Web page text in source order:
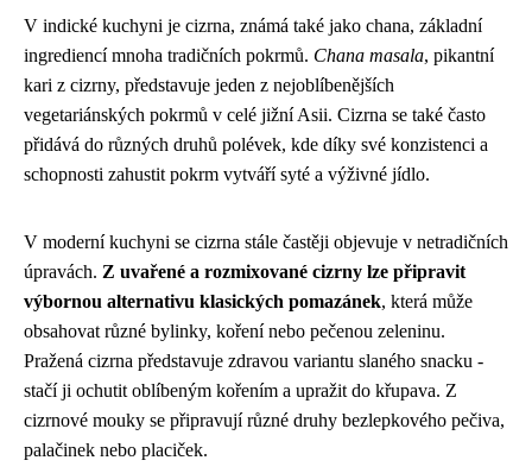
V indické kuchyni je cizrna, známá také jako chana, základní
ingrediencí mnoha tradičních pokrmů. Chana masala, pikantní
kari z cizrny, představuje jeden z nejoblíbenějších
vegetariánských pokrmů v celé jižní Asii. Cizrna se také často
přidává do různých druhů polévek, kde díky své konzistenci a
schopnosti zahustit pokrm vytváří syté a výživné jídlo.
V moderní kuchyni se cizrna stále častěji objevuje v netradičních
úpravách. Z uvařené a rozmixované cizrny lze připravit
výbornou alternativu klasických pomazánek, která může
obsahovat různé bylinky, koření nebo pečenou zeleninu.
Pražená cizrna představuje zdravou variantu slaného snacku -
stačí ji ochutit oblíbeným kořením a upražit do křupava. Z
cizrnové mouky se připravují různé druhy bezlepkového pečiva,
palačinek nebo placiček.